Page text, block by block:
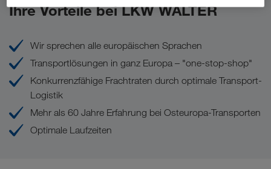
Ihre Vorteile bei LKW WALTER
Wir sprechen alle europäischen Sprachen
Transportlösungen in ganz Europa – "one-stop-shop"
Konkurrenzfähige Frachtraten durch optimale Transport-
Logistik
Mehr als 60 Jahre Erfahrung bei Osteuropa-Transporten
Optimale Laufzeiten